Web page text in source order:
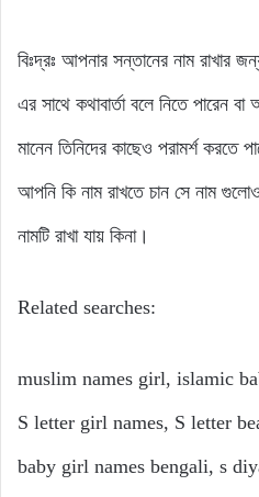
বিঃদ্রঃ আপনার সন্তানের নাম রাখার
এর সাথে কথাবার্তা বলে নিতে পারেন
মানেন তিনিদের কাছেও পরামর্শ করতে
আপনি কি নাম রাখতে চান সে নাম
নামটি রাখা যায় কিনা।
Related searches:
muslim names girl, islamic
S letter girl names, S letter
baby girl names bengali, s